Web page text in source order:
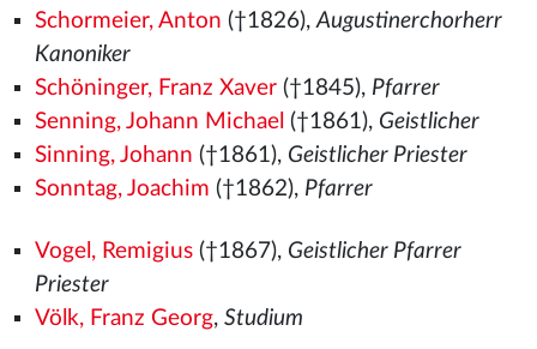
Schormeier, Anton (†1826),Augustinerchorherr
Kanoniker
Schöninger, Franz Xaver(†1845), Pfarrer
Senning, Johann Michael (†1861), Geistlicher
Sinning, Johann (†1861), Geistlicher Priester
Sonntag, Joachim (†1862), Pfarrer
Vogel, Remigius(†1867), Geistlicher Pfarrer
Priester
Völk, Franz Georg, Studium